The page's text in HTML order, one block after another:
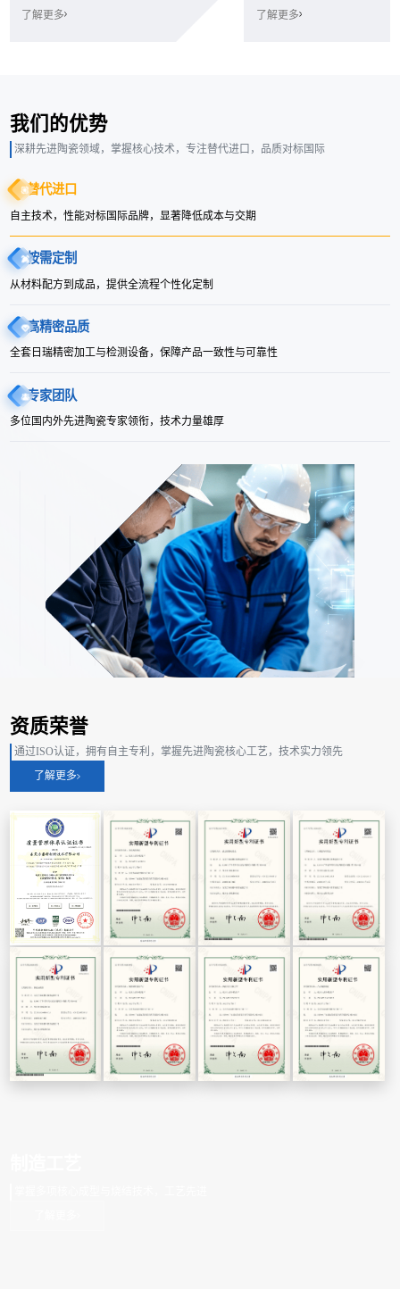
了解更多 了解更多
我们的优势
深耕先进陶瓷领域，掌握核心技术，专注替代进口，品质对标国际
替代进口
自主技术，性能对标国际品牌，显著降低成本与交期
按需定制
从材料配方到成品，提供全流程个性化定制
高精密品质
全套日瑞精密加工与检测设备，保障产品一致性与可靠性
专家团队
多位国内外先进陶瓷专家领衔，技术力量雄厚
资质荣誉
通过ISO认证，拥有自主专利，掌握先进陶瓷核心工艺，技术实力领先
了解更多